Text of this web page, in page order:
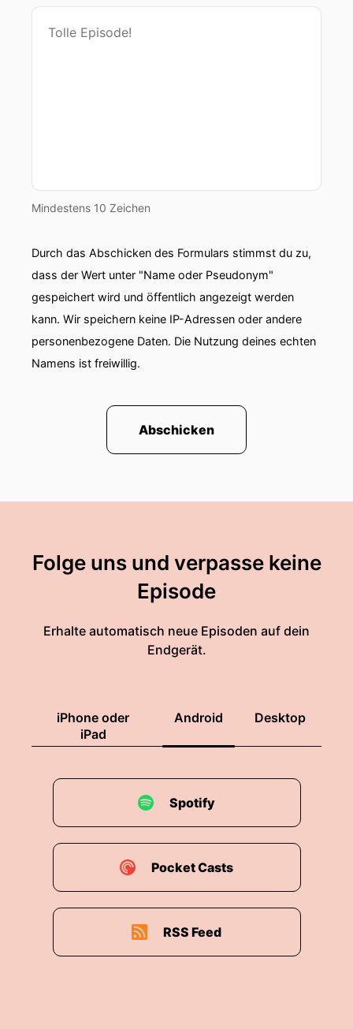
Mindestens 10 Zeichen
Durch das Abschicken des Formulars stimmst du zu,
dass der Wert unter "Name oder Pseudonym"
gespeichert wird und öffentlich angezeigt werden
kann. Wir speichern keine IP-Adressen oder andere
personenbezogene Daten. Die Nutzung deines echten
Namens ist freiwillig.
Abschicken
Folge uns und verpasse keine
Episode
Erhalte automatisch neue Episoden auf dein
Endgerät.
iPhone oder
iPad
Android Desktop
Spotify
Pocket Casts
RSS Feed